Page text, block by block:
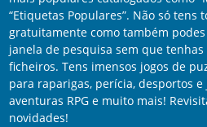
“Etiquetas Populares”. Não só
gratuitamente como também
janela de pesquisa sem que
ficheiros. Tens imensos jogos de
para raparigas, perícia, desportos
aventuras RPG e muito mais!
novidades!